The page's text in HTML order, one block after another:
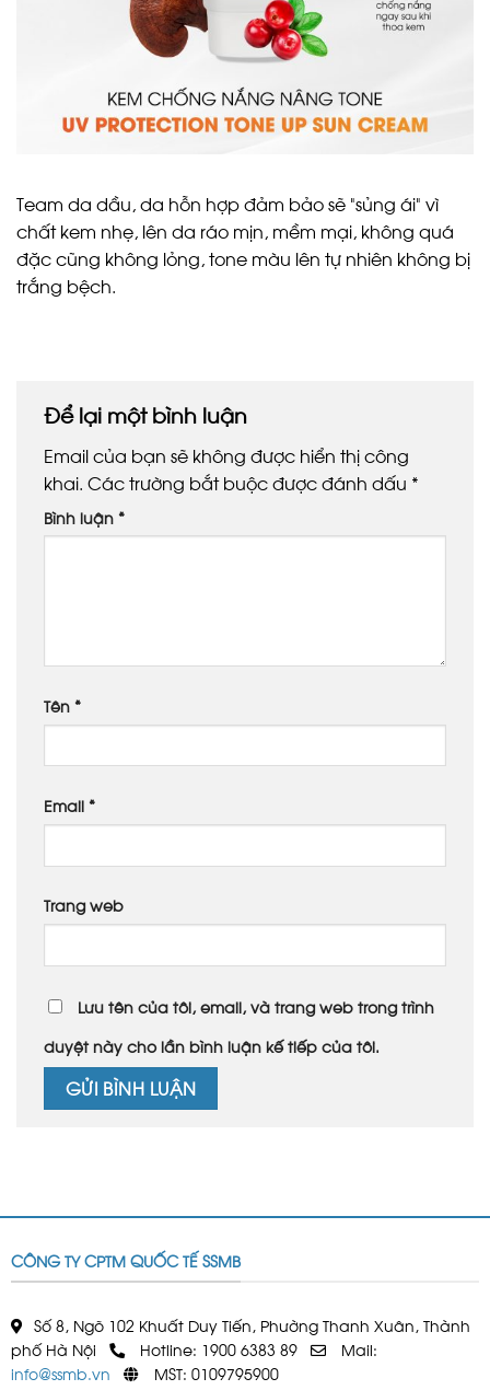
Team da dầu, da hỗn hợp đảm bảo sẽ “sủng ái” vì
chất kem nhẹ, lên da ráo mịn, mềm mại, không quá
đặc cũng không lỏng, tone màu lên tự nhiên không bị
trắng bệch.
Để lại một bình luận
Email của bạn sẽ không được hiển thị công
khai. Các trường bắt buộc được đánh dấu *
Bình luận *
Tên *
Email *
Trang web
Lưu tên của tôi, email, và trang web trong trình
duyệt này cho lần bình luận kế tiếp của tôi.
CÔNG TY CPTM QUỐC TẾ SSMB
Số 8, Ngõ 102 Khuất Duy Tiến, Phường Thanh Xuân, Thành
phố Hà Nội
Hotline: 1900 6383 89
Mail:
info@ssmb.vn
MST: 0109795900